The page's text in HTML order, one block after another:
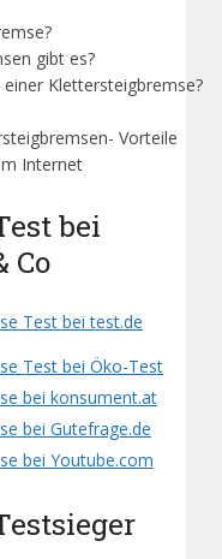
gibt es?
Klettersteigbremse?
Vorteile
Internet
bei
Co
Test bei test.de
Test bei Öko-Test
bei konsument.at
bei Gutefrage.de
bei Youtube.com